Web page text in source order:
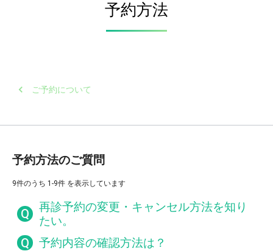
予約方法
ご予約について
予約方法のご質問
9件のうち 1-9件 を表示しています
Q
再診予約の変更・キャンセル方法を知り
たい。
Q 予約内容の確認方法は？